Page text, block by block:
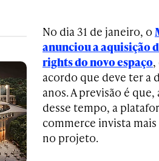
No dia 31 de janeiro, o
anunciou a aquisição
rights do novo espaço,
acordo que deve ter a
anos. A previsão é
desse tempo, a
commerce invista mais
no projeto.